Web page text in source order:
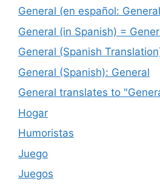
General (en español:
General (in Spanish) =
General (Spanish
General (Spanish): General
General translates to
Hogar
Humoristas
Juego
Juegos